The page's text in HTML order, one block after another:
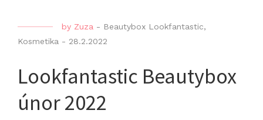
by Zuza - Beautybox Lookfantastic,
Kosmetika - 28.2.2022
Lookfantastic Beautybox
únor 2022